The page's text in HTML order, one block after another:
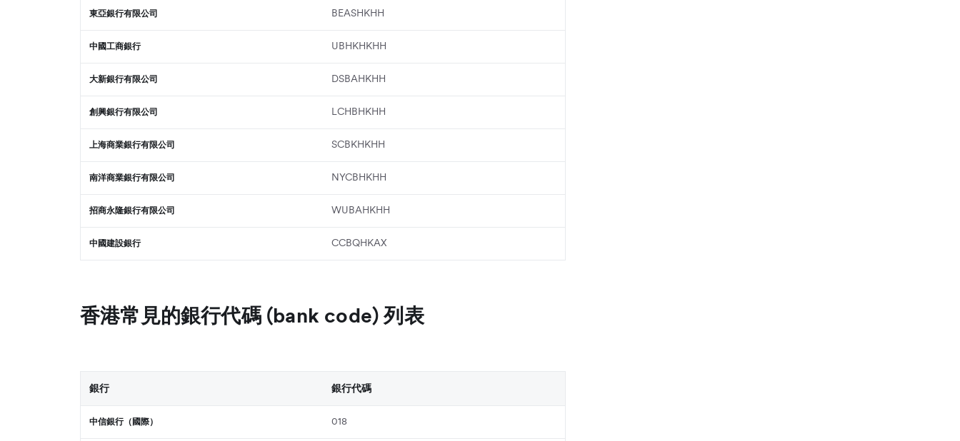
東亞銀行有限公司 BEASHKHH
中國工商銀行 UBHKHKHH
大新銀行有限公司 DSBAHKHH
創興銀行有限公司 LCHBHKHH
上海商業銀行有限公司 SCBKHKHH
南洋商業銀行有限公司 NYCBHKHH
招商永隆銀行有限公司 WUBAHKHH
中國建設銀行 CCBQHKAX
香港常見的銀行代碼 (bank code) 列表
銀行 銀行代碼
中信銀行（國際） 018